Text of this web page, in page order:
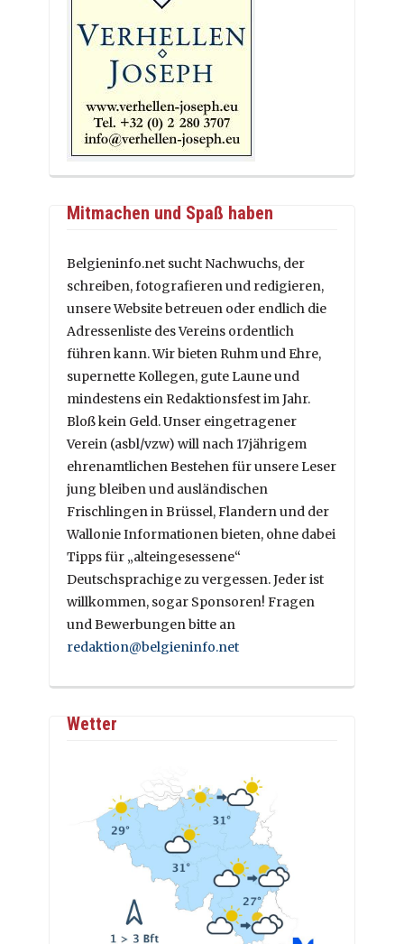
Mitmachen und Spaß haben
Belgieninfo.net sucht Nachwuchs, der
schreiben, fotografieren und redigieren,
unsere Website betreuen oder endlich die
Adressenliste des Vereins ordentlich
führen kann. Wir bieten Ruhm und Ehre,
supernette Kollegen, gute Laune und
mindestens ein Redaktionsfest im Jahr.
Bloß kein Geld. Unser eingetragener
Verein (asbl/vzw) will nach 17jährigem
ehrenamtlichen Bestehen für unsere Leser
jung bleiben und ausländischen
Frischlingen in Brüssel, Flandern und der
Wallonie Informationen bieten, ohne dabei
Tipps für „alteingesessene“
Deutschsprachige zu vergessen. Jeder ist
willkommen, sogar Sponsoren! Fragen
und Bewerbungen bitte an
redaktion@belgieninfo.net
Wetter